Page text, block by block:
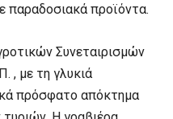
παραδοσιακά προϊόντα.
Συνεταιρισμών
, με τη γλυκιά
πρόσφατο απόκτημα